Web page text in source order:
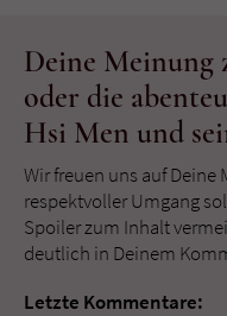
Deine Meinung
oder die
Hsi Men und
Wir freuen uns auf Deine
respektvoller Umgang
Spoiler zum Inhalt
deutlich in Deinem
Letzte Kommentare: